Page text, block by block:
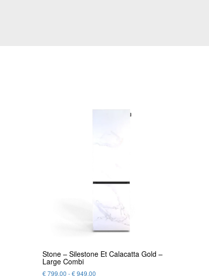
Stone – Silestone Et Calacatta Gold –
Large Combi
€799,00 - €949,00